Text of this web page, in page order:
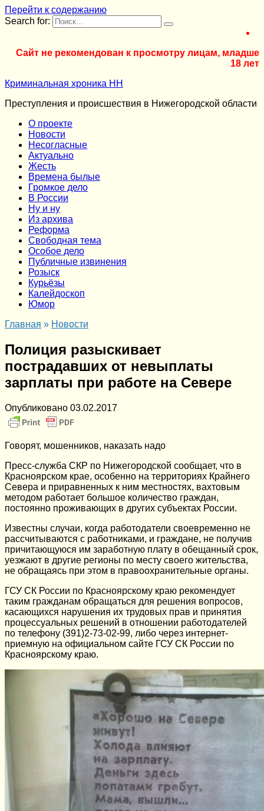
Перейти к содержанию
Search for:
Сайт не рекомендован к просмотру лицам, младше
18 лет
Криминальная хроника НН
Преступления и происшествия в Нижегородской области
О проекте
Новости
Несогласные
Актуально
Жесть
Времена былые
Громкое дело
В России
Ну и ну
Из архива
Реформа
Cвободная тема
Особое дело
Публичные извинения
Розыск
Курьёзы
Калейдоскоп
Юмор
Главная » Новости
Полиция разыскивает
пострадавших от невыплаты
зарплаты при работе на Севере
Опубликовано 03.02.2017
Говорят, мошенников, наказать надо
Пресс-служба СКР по Нижегородской сообщает, что в
Красноярском крае, особенно на территориях Крайнего
Севера и приравненных к ним местностях, вахтовым
методом работает большое количество граждан,
постоянно проживающих в других субъектах России.
Известны случаи, когда работодатели своевременно не
рассчитываются с работниками, и граждане, не получив
причитающуюся им заработную плату в обещанный срок,
уезжают в другие регионы по месту своего жительства,
не обращаясь при этом в правоохранительные органы.
ГСУ СК России по Красноярскому краю рекомендует
таким гражданам обращаться для решения вопросов,
касающихся нарушения их трудовых прав и принятия
процессуальных решений в отношении работодателей
по телефону (391)2-73-02-99, либо через интернет-
приемную на официальном сайте ГСУ СК России по
Красноярскому краю.